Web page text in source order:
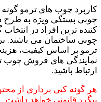
چوبی بستگی ویژه به طرح
کننده ترین افراد در
چوبی ساختمان می باشند.
ترمو بر اساس کیفیت،
نمایندگی های فروش چوب
ارتباط باشید.
هر گونه کپی برداری از
پیگرد قانونی خواهد داشت.